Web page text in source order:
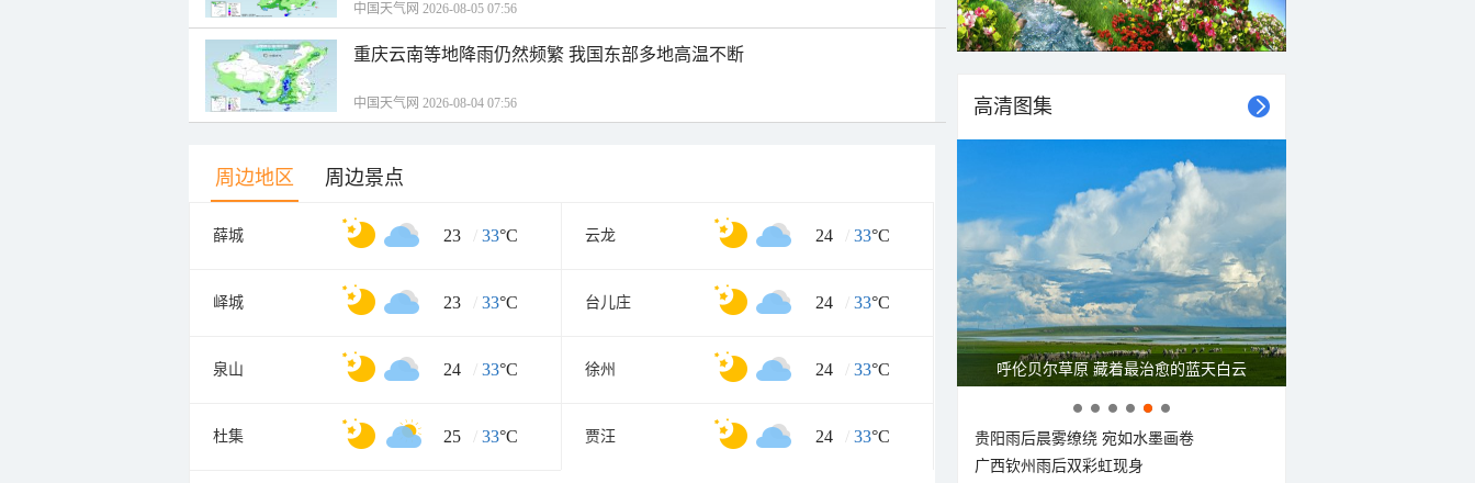
中国天气网 2026-08-05 07:56
重庆云南等地降雨仍然频繁 我国东部多地高温不断
中国天气网 2026-08-04 07:56
周边地区 周边景点
薛城 23 / 33°C 云龙 24 / 33°C
峄城 23 / 33°C 台儿庄 24 / 33°C
泉山 24 / 33°C 徐州 24 / 33°C
杜集 25 / 33°C 贾汪 24 / 33°C
高清图集
呼伦贝尔草原 藏着最治愈的蓝天白云
贵阳雨后晨雾缭绕 宛如水墨画卷
广西钦州雨后双彩虹现身